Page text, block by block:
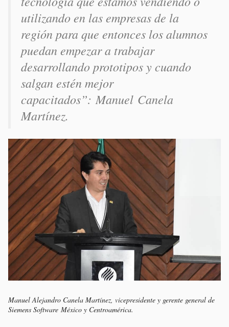
utilizando en las empresas de la
región para que entonces los alumnos
puedan empezar a trabajar
desarrollando prototipos y cuando
salgan estén mejor
capacitados”: Manuel Canela
Martínez.
Manuel Alejandro Canela Martínez, vicepresidente y gerente general de
Siemens Software México y Centroamérica.